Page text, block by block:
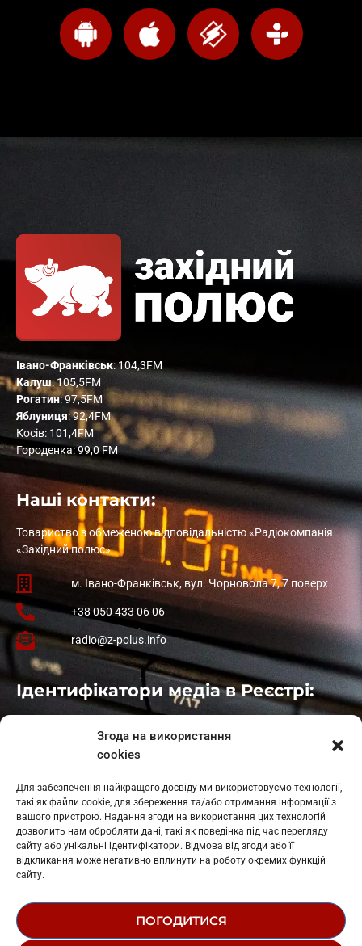
Згода на використання
cookies
Для забезпечення найкращого досвіду ми використовуємо технології,
такі як файли cookie, для збереження та/або отримання інформації з
вашого пристрою. Надання згоди на використання цих технологій
дозволить нам обробляти дані, такі як поведінка під час перегляду
сайту або унікальні ідентифікатори. Відмова від згоди або її
відкликання може негативно вплинути на роботу окремих функцій
сайту.
ПОГОДИТИСЯ
Івано-Франківськ: 104,3FM
Калуш: 105,5FM
Рогатин: 97,5FM
Яблуниця: 92,4FM
Косів: 101,4FM
Городенка: 99,0 FM
Наші контакти:
Товариство з обмеженою відповідальністю «Радіокомпанія
«Західний полюс»
м. Івано-Франківськ, вул. Чорновола 7, 7 поверх
+38 050 433 06 06
radio@z-polus.info
Ідентифікатори медіа в Реєстрі:
: L11-01410
: L11-01801
Косів: L11-01805
Гарасимів: L11-02274